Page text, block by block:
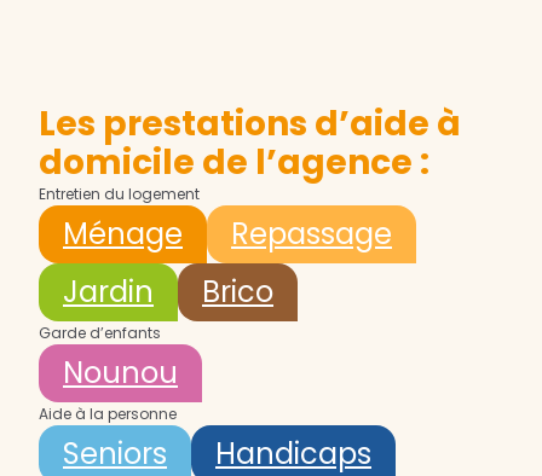
Les prestations d’aide à
domicile de l’agence :
Entretien du logement
Ménage
Repassage
Jardin
Brico
Garde d’enfants
Nounou
Aide à la personne
Seniors Handicaps